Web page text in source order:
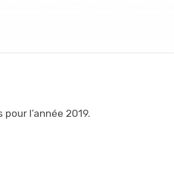
l’année 2019.